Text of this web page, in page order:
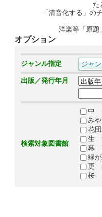
た
「清音化する」の
洋楽等「原題
オプション
ジャンル指定
出版／発行年月
検索対象図書館
中
みや
花
生
幕
緑
更
桜